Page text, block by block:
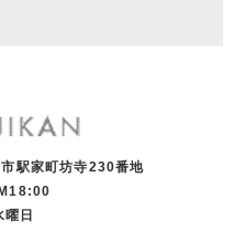
駅家町坊寺230番地
日